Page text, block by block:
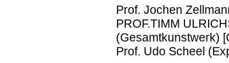
Prof. Jochen
PROF.TIMM
(Gesamtkunstwerk)
Prof. Udo Scheel